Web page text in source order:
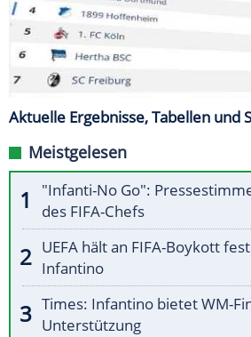
Aktuelle Ergebnisse, Tabellen und
Meistgelesen
"Infanti-No Go":
des FIFA-Chefs
UEFA hält an FIFA-Boykott
Infantino
Times: Infantino bietet WM-
Unterstützung